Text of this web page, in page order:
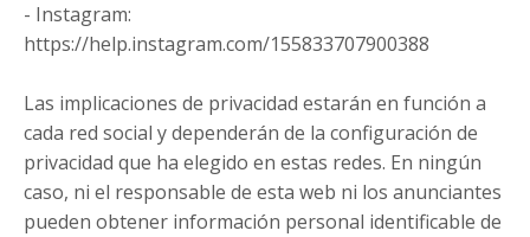
- Instagram:
https://help.instagram.com/155833707900388
Las implicaciones de privacidad estarán en función a
cada red social y dependerán de la configuración de
privacidad que ha elegido en estas redes. En ningún
caso, ni el responsable de esta web ni los anunciantes
pueden obtener información personal identificable de